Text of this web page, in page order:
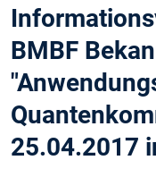
BMBF
25.04.2017